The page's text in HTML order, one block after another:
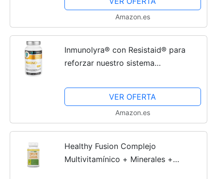
Amazon.es
Inmunolyra® con Resistaid® para
reforzar nuestro sistema
prebioticos y vitamina D con una
triple acción de ayuda a...
VER OFERTA
Amazon.es
Healthy Fusion Complejo
Multivitamínico + Minerales +